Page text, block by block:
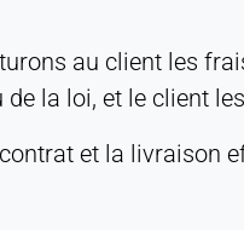
au client les
la loi, et le client
et la livraison